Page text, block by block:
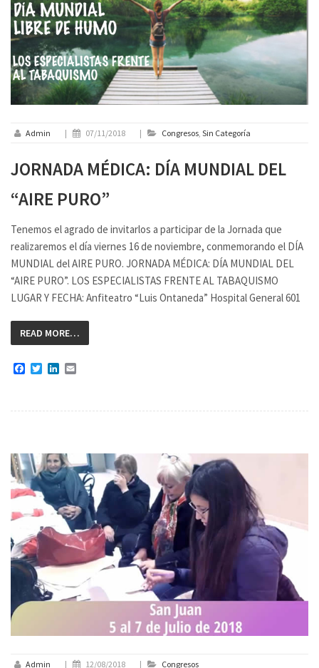
Admin | 07/11/2018 | Congresos Sin Categoría
JORNADA MÉDICA: DÍA MUNDIAL DEL
“AIRE PURO”
Tenemos el agrado de invitarlos a participar de la Jornada que
realizaremos el día viernes 16 de noviembre, conmemorando el DÍA
MUNDIAL del AIRE PURO. JORNADA MÉDICA: DÍA MUNDIAL DEL
“AIRE PURO”. LOS ESPECIALISTAS FRENTE AL TABAQUISMO
LUGAR Y FECHA: Anfiteatro “Luis Ontaneda” Hospital General 601
READ MORE…
Facebook
TwitterLinkedIn
Admin | 12/08/2018 | Congresos